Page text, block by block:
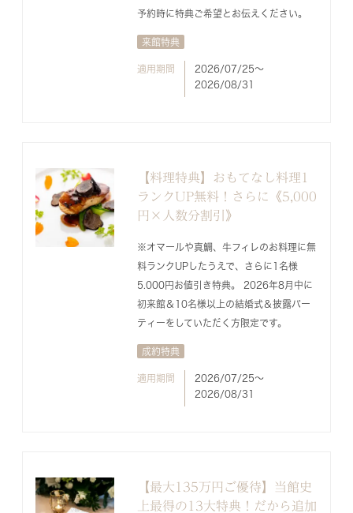
予約時に特典ご希望とお伝えください。
来館特典
適用期間
2026/07/25〜
2026/08/31
【料理特典】おもてなし料理1
ランクUP無料！さらに《5,000
円×人数分割引》
※オマールや真鯛、牛フィレのお料理に無
料ランクUPしたうえで、さらに1名様
5.000円お値引き特典。 2026年8月中に
初来館＆10名様以上の結婚式＆披露パー
ティーをしていただく方限定です。
成約特典
適用期間
2026/07/25〜
2026/08/31
【最大135万円ご優待】当館史
上最得の13大特典！だから追加